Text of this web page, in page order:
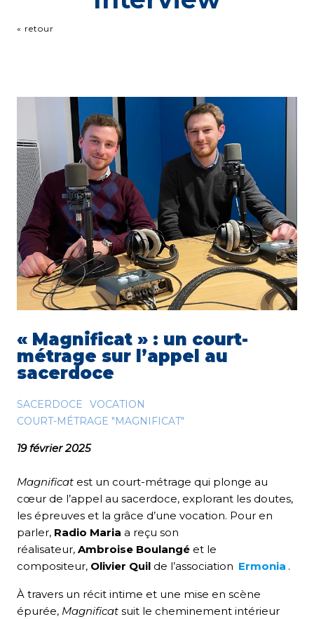
« retour
« Magnificat » : un court-
métrage sur l’appel au
sacerdoce
SACERDOCE
VOCATION
COURT-MÉTRAGE "MAGNIFICAT"
19 février 2025
Magnificat est un court-métrage qui plonge au
cœur de l’appel au sacerdoce, explorant les doutes,
les épreuves et la grâce d’une vocation. Pour en
parler, Radio Maria a reçu son
réalisateur, Ambroise Boulangé et le
compositeur, Olivier Quil de l’association Ermonia .
À travers un récit intime et une mise en scène
épurée, Magnificat suit le cheminement intérieur